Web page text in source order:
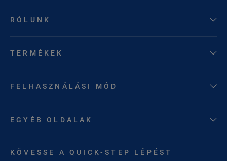
RÓLUNK
TERMÉKEK
FELHASZNÁLÁSI MÓD
EGYÉB OLDALAK
KÖVESSE A QUICK-STEP LÉPÉST